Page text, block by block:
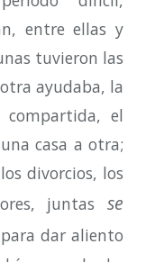
entre ellas y
tuvieron las
ayudaba, la
el
casa a otra;
divorcios, los
juntas se
para dar aliento